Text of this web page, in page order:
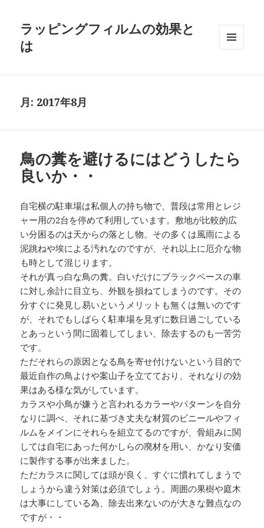
ラッピングフィルムの効果と
は
月: 2017年8月
鳥の糞を避けるにはどうしたら
良いか・・
自宅横の駐車場は私個人の持ち物で、普段は常用とレジ
ャー用の2台を停めて利用しています。敷地が比較的広
い分困るのは天からの落とし物。その多くは風雨による
泥跳ねや埃による汚れなのですが、それ以上に厄介な物
も時として混じります。
それが真っ白な鳥の糞。白いだけにブラックベースの車
に対し余計に目立ち、外観を損ねてしまうのです。その
分すぐに発見し易いというメリットも無くは無いのです
が、それでもしばらく駐車場を見ずに数日過ごしている
とあっという間に固着してしまい、除去するのも一苦労
です。
ただそれらの原因となる鳥を寄せ付けないという目的で
最近自作の鳥よけや案山子を立てており、それなりの効
果はある様な気がしています。
カラスや小鳥が嫌うと言われるカラーやパターンを自分
なりに調べ、それに基づき丈夫な材質のビニールやフィ
ルムをメインにそれらを組立てるのですが、骨組みに関
しては自宅にあった何かしらの廃材を用い、かなり安価
に製作する事が出来ました。
ただカラスに関しては頭が良く、すぐに慣れてしまうで
しょうから違う対策は必須でしょう。周囲の果樹や庭木
は大事にしている為、除去出来ないのが大きな難点なの
ですが・・